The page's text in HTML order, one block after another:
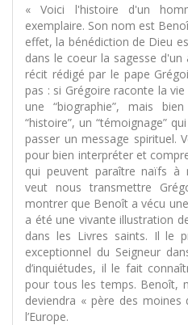
« Voici l'histoire d'un
exemplaire. Son nom est
effet, la bénédiction de Dieu
dans le coeur la sagesse d'un
récit rédigé par le pape
pas : si Grégoire raconte la
une “biographie”, mais
“histoire”, un “témoignage”
passer un message spirituel.
pour bien interpréter et
qui peuvent paraître naïfs à
veut nous transmettre
montrer que Benoît a vécu
a été une vivante illustration
dans les Livres saints. Il le
exceptionnel du Seigneur
d’inquiétudes, il le fait
pour tous les temps. Benoît,
deviendra « père des moines
l’Europe.